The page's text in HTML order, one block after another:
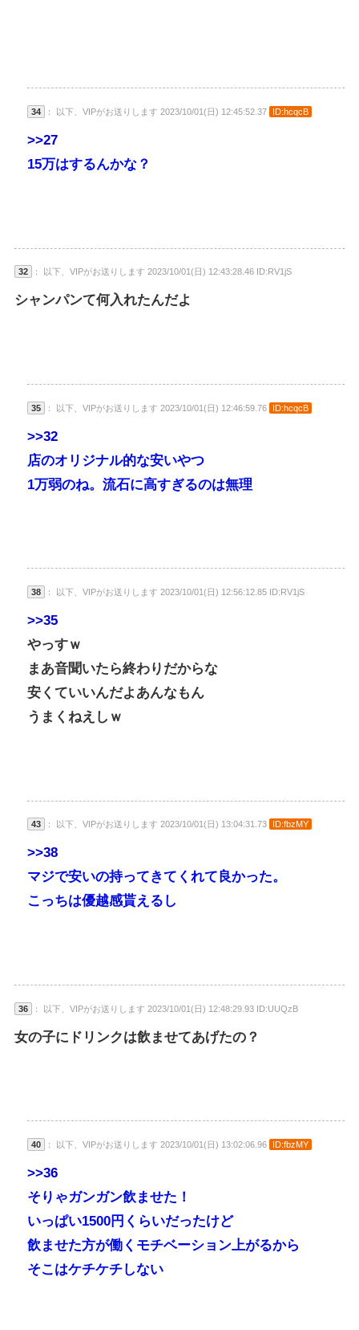
34 ： 以下、VIPがお送りします 2023/10/01(日) 12:45:52.37 ID:hcqcB
>>27
15万はするんかな？
32 ： 以下、VIPがお送りします 2023/10/01(日) 12:43:28.46 ID:RV1jS
シャンパンて何入れたんだよ
35 ： 以下、VIPがお送りします 2023/10/01(日) 12:46:59.76 ID:hcqcB
>>32
店のオリジナル的な安いやつ
1万弱のね。流石に高すぎるのは無理
38 ： 以下、VIPがお送りします 2023/10/01(日) 12:56:12.85 ID:RV1jS
>>35
やっすｗ
まあ音聞いたら終わりだからな
安くていいんだよあんなもん
うまくねえしｗ
43 ： 以下、VIPがお送りします 2023/10/01(日) 13:04:31.73 ID:fbzMY
>>38
マジで安いの持ってきてくれて良かった。
こっちは優越感貰えるし
36 ： 以下、VIPがお送りします 2023/10/01(日) 12:48:29.93 ID:UUQzB
女の子にドリンクは飲ませてあげたの？
40 ： 以下、VIPがお送りします 2023/10/01(日) 13:02:06.96 ID:fbzMY
>>36
そりゃガンガン飲ませた！
いっぱい1500円くらいだったけど
飲ませた方が働くモチベーション上がるから
そこはケチケチしない